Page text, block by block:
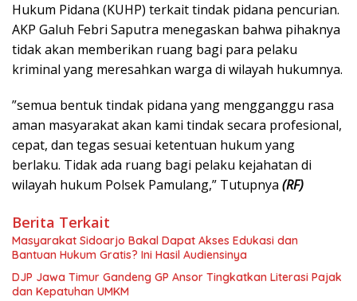
Hukum Pidana (KUHP) terkait tindak pidana pencurian. ​
AKP Galuh Febri Saputra menegaskan bahwa pihaknya
tidak akan memberikan ruang bagi para pelaku
kriminal yang meresahkan warga di wilayah hukumnya.
​”semua bentuk tindak pidana yang mengganggu rasa
aman masyarakat akan kami tindak secara profesional,
cepat, dan tegas sesuai ketentuan hukum yang
berlaku. Tidak ada ruang bagi pelaku kejahatan di
wilayah hukum Polsek Pamulang,” Tutupnya (RF)
Berita Terkait
Masyarakat Sidoarjo Bakal Dapat Akses Edukasi dan
Bantuan Hukum Gratis? Ini Hasil Audiensinya
DJP Jawa Timur Gandeng GP Ansor Tingkatkan Literasi Pajak
dan Kepatuhan UMKM